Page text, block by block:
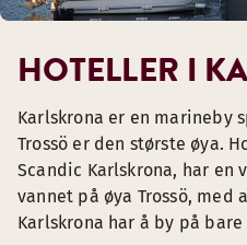
HOTELLER I
Karlskrona er en marineby
Trossö er den største øya.
Scandic Karlskrona, har en
vannet på øya Trossö, med
Karlskrona har å by på